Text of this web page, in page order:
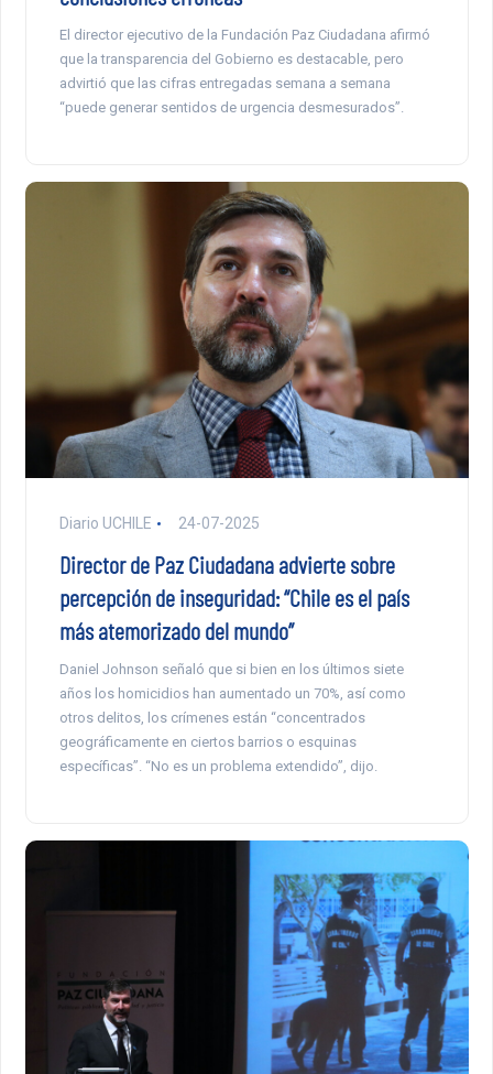
El director ejecutivo de la Fundación Paz Ciudadana afirmó
que la transparencia del Gobierno es destacable, pero
advirtió que las cifras entregadas semana a semana
“puede generar sentidos de urgencia desmesurados”.
Diario UCHILE 24-07-2025
Director de Paz Ciudadana advierte sobre
percepción de inseguridad: “Chile es el país
más atemorizado del mundo”
Daniel Johnson señaló que si bien en los últimos siete
años los homicidios han aumentado un 70%, así como
otros delitos, los crímenes están “concentrados
geográficamente en ciertos barrios o esquinas
específicas”. “No es un problema extendido”, dijo.